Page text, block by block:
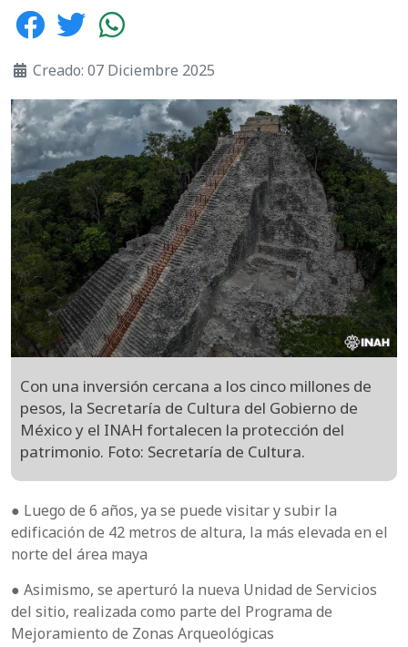
Creado: 07 Diciembre 2025
Con una inversión cercana a los cinco millones de
pesos, la Secretaría de Cultura del Gobierno de
México y el INAH fortalecen la protección del
patrimonio. Foto: Secretaría de Cultura.
● Luego de 6 años, ya se puede visitar y subir la
edificación de 42 metros de altura, la más elevada en el
norte del área maya
● Asimismo, se aperturó la nueva Unidad de Servicios
del sitio, realizada como parte del Programa de
Mejoramiento de Zonas Arqueológicas